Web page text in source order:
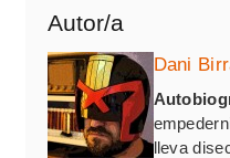
Autor/a
Dani
lleva